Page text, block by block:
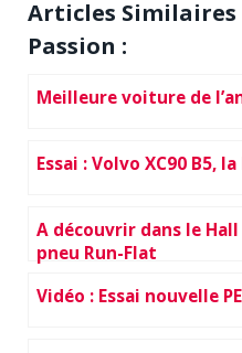
Articles Similaires
Passion :
Meilleure voiture de
Essai : Volvo XC90 B5,
A découvrir dans le
pneu Run-Flat
Vidéo : Essai nouvelle